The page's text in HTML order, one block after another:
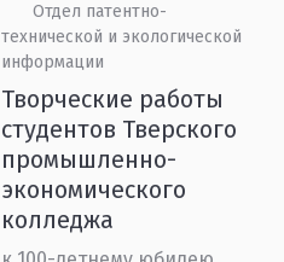
Отдел патентно-
технической и экологической
информации
Творческие работы
студентов Тверского
промышленно-
экономического
колледжа